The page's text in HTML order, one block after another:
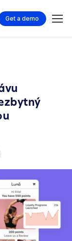
Get a demo